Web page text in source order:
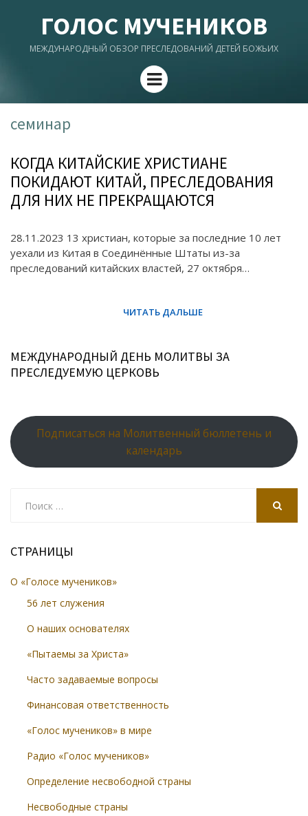
ГОЛОС МУЧЕНИКОВ
МЕЖДУНАРОДНЫЙ ОБЗОР ПРЕСЛЕДОВАНИЙ ДЕТЕЙ БОЖЬИХ
Menu
семинар
КОГДА КИТАЙСКИЕ ХРИСТИАНЕ
ПОКИДАЮТ КИТАЙ, ПРЕСЛЕДОВАНИЯ
ДЛЯ НИХ НЕ ПРЕКРАЩАЮТСЯ
28.11.2023 13 христиан, которые за последние 10 лет
уехали из Китая в Соединённые Штаты из-за
преследований китайских властей, 27 октября…
МЕЖДУНАРОДНЫЙ ДЕНЬ МОЛИТВЫ ЗА
ПРЕСЛЕДУЕМУЮ ЦЕРКОВЬ
Подписаться на Молитвенный бюллетень и
календарь
СТРАНИЦЫ
О «Голосе мучеников»
56 лет служения
О наших основателях
«Пытаемы за Христа»
Часто задаваемые вопросы
Финансовая ответственность
«Голос мучеников» в мире
Радио «Голос мучеников»
Определение несвободной страны
Несвободные страны